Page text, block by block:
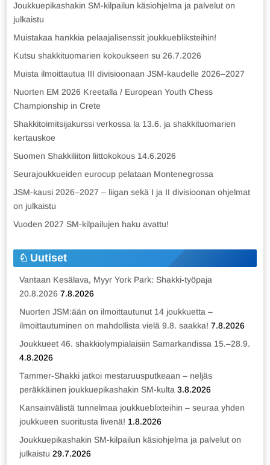
Joukkuepikashakin SM-kilpailun käsiohjelma ja palvelut on
julkaistu
Muistakaa hankkia pelaajalisenssit joukkuebliksteihin!
Kutsu shakkituomarien kokoukseen su 26.7.2026
Muista ilmoittautua III divisioonaan JSM-kaudelle 2026–2027
Nuorten EM 2026 Kreetalla / European Youth Chess
Championship in Crete
Shakkitoimitsijakurssi verkossa la 13.6. ja shakkituomarien
kertauskoe
Suomen Shakkiliiton liittokokous 14.6.2026
Seurajoukkueiden eurocup pelataan Montenegrossa
JSM-kausi 2026–2027 – liigan sekä I ja II divisioonan ohjelmat
on julkaistu
Vuoden 2027 SM-kilpailujen haku avattu!
Uutiset
Vantaan Kesälava, Myyr York Park: Shakki-työpaja
20.8.2026 7.8.2026
Nuorten JSM:ään on ilmoittautunut 14 joukkuetta –
ilmoittautuminen on mahdollista vielä 9.8. saakka! 7.8.2026
Joukkueet 46. shakkiolympialaisiin Samarkandissa 15.–28.9.
4.8.2026
Tammer-Shakki jatkoi mestaruusputkeaan – neljäs
peräkkäinen joukkuepikashakin SM-kulta 3.8.2026
Kansainvälistä tunnelmaa joukkueblixteihin – seuraa yhden
joukkueen suoritusta livenä! 1.8.2026
Joukkuepikashakin SM-kilpailun käsiohjelma ja palvelut on
julkaistu 29.7.2026